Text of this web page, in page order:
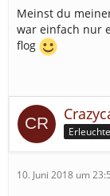
Meinst du
war einfach nur
flog
10. Juni 2018 um